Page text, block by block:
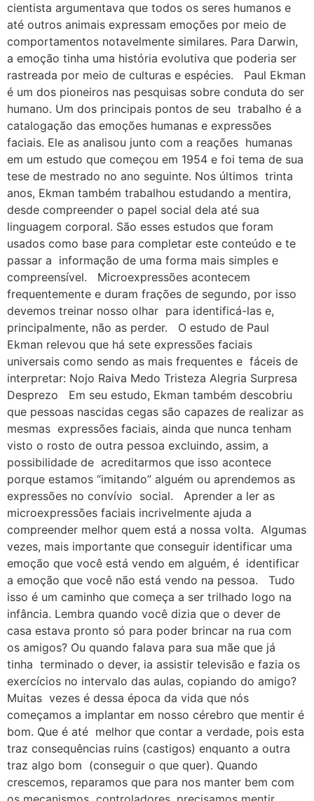
cientista argumentava que todos os seres humanos e
até outros animais expressam emoções por meio de
comportamentos notavelmente similares. Para Darwin,
a emoção tinha uma história evolutiva que poderia ser
rastreada por meio de culturas e espécies. Paul Ekman
é um dos pioneiros nas pesquisas sobre conduta do ser
humano. Um dos principais pontos de seu trabalho é a
catalogação das emoções humanas e expressões
faciais. Ele as analisou junto com a reações humanas
em um estudo que começou em 1954 e foi tema de sua
tese de mestrado no ano seguinte. Nos últimos trinta
anos, Ekman também trabalhou estudando a mentira,
desde compreender o papel social dela até sua
linguagem corporal. São esses estudos que foram
usados como base para completar este conteúdo e te
passar a informação de uma forma mais simples e
compreensível. Microexpressões acontecem
frequentemente e duram frações de segundo, por isso
devemos treinar nosso olhar para identificá-las e,
principalmente, não as perder. O estudo de Paul
Ekman relevou que há sete expressões faciais
universais como sendo as mais frequentes e fáceis de
interpretar: Nojo Raiva Medo Tristeza Alegria Surpresa
Desprezo Em seu estudo, Ekman também descobriu
que pessoas nascidas cegas são capazes de realizar as
mesmas expressões faciais, ainda que nunca tenham
visto o rosto de outra pessoa excluindo, assim, a
possibilidade de acreditarmos que isso acontece
porque estamos “imitando” alguém ou aprendemos as
expressões no convívio social. Aprender a ler as
microexpressões faciais incrivelmente ajuda a
compreender melhor quem está a nossa volta. Algumas
vezes, mais importante que conseguir identificar uma
emoção que você está vendo em alguém, é identificar
a emoção que você não está vendo na pessoa. Tudo
isso é um caminho que começa a ser trilhado logo na
infância. Lembra quando você dizia que o dever de
casa estava pronto só para poder brincar na rua com
os amigos? Ou quando falava para sua mãe que já
tinha terminado o dever, ia assistir televisão e fazia os
exercícios no intervalo das aulas, copiando do amigo?
Muitas vezes é dessa época da vida que nós
começamos a implantar em nosso cérebro que mentir é
bom. Que é até melhor que contar a verdade, pois esta
traz consequências ruins (castigos) enquanto a outra
traz algo bom (conseguir o que quer). Quando
crescemos, reparamos que para nos manter bem com